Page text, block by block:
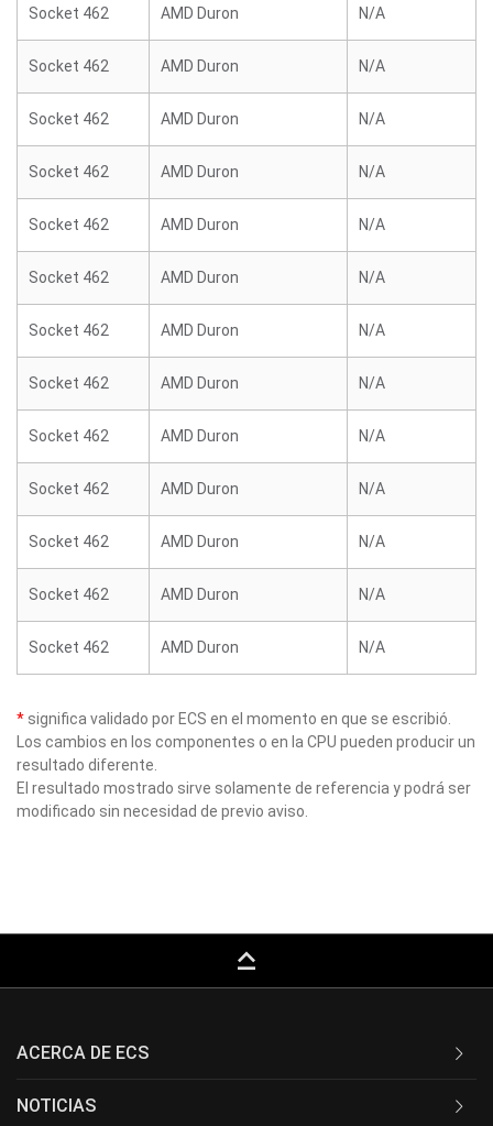
Socket 462 AMD Duron N/A
Socket 462 AMD Duron N/A
Socket 462 AMD Duron N/A
Socket 462 AMD Duron N/A
Socket 462 AMD Duron N/A
Socket 462 AMD Duron N/A
Socket 462 AMD Duron N/A
Socket 462 AMD Duron N/A
Socket 462 AMD Duron N/A
Socket 462 AMD Duron N/A
Socket 462 AMD Duron N/A
Socket 462 AMD Duron N/A
Socket 462 AMD Duron N/A
* significa validado por ECS en el momento en que se escribió.
Los cambios en los componentes o en la CPU pueden producir un
resultado diferente.
El resultado mostrado sirve solamente de referencia y podrá ser
modificado sin necesidad de previo aviso.
keyboard_capslock
ACERCA DE ECS
NOTICIAS